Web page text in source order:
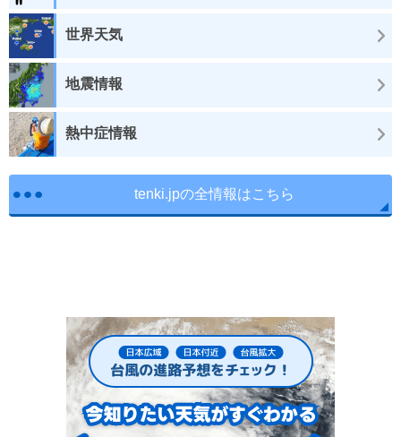
世界天気
地震情報
熱中症情報
tenki.jpの全情報はこちら